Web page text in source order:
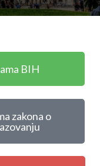
BIH
zakona o